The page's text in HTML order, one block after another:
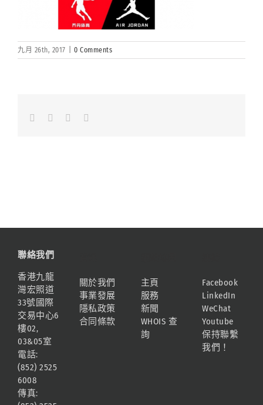
九月 26th, 2017 0 Comments
FacebookLinkedInWhatsapp
聯絡我們
香港九龍
灣宏照道
33號國際
交易中心6
樓02,
03&05室
電話:
(852) 2525
6008
傳真:
關於我們
事業發展
隱私政策
合同條款
主頁
服務
新聞
WHOIS 查
詢
Facebook
LinkedIn
WeChat
Youtube
保持聯繫
我們！